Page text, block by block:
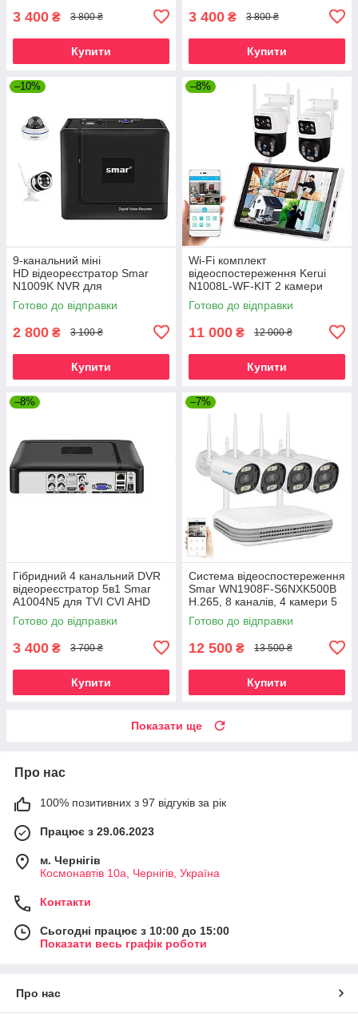
3 400 ₴ 3 800 ₴
Купити
3 400 ₴ 3 800 ₴
Купити
–10%
9-канальний міні
HD відеореєстратор Smar
N1009K NVR для
4K/5MP/4MP/3MP/1080P IP
камер спостереження.
Готово до відправки
2 800 ₴ 3 100 ₴
Купити
–8%
Wi-Fi комплект
відеоспостереження Kerui
N1008L-WF-KIT 2 камери
6MP. iCSee/XMeye
Готово до відправки
11 000 ₴ 12 000 ₴
Купити
–8%
Гібридний 4 канальний DVR
відеореєстратор 5в1 Smar
A1004N5 для TVI CVI AHD
CVBS IP-камер Onvif. XMeye
Готово до відправки
3 400 ₴ 3 700 ₴
Купити
–7%
Система відеоспостереження
Smar WN1908F-S6NXK500B
H.265, 8 каналів, 4 камери 5
Мп WiFi. XMEYE
Готово до відправки
12 500 ₴ 13 500 ₴
Купити
Показати ще
Про нас
100% позитивних з 97 відгуків за рік
Працює з 29.06.2023
м. Чернігів
Космонавтів 10а, Чернігів, Україна
Контакти
Сьогодні працює з 10:00 до 15:00
Показати весь графік роботи
Про нас